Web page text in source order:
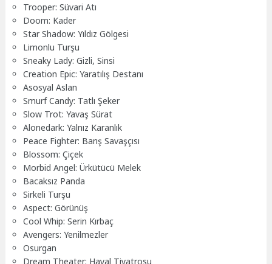
Trooper: Süvari Atı
Doom: Kader
Star Shadow: Yıldız Gölgesi
Limonlu Turşu
Sneaky Lady: Gizli, Sinsi
Creation Epic: Yaratılış Destanı
Asosyal Aslan
Smurf Candy: Tatlı Şeker
Slow Trot: Yavaş Sürat
Alonedark: Yalnız Karanlık
Peace Fighter: Barış Savaşçısı
Blossom: Çiçek
Morbid Angel: Ürkütücü Melek
Bacaksız Panda
Sirkeli Turşu
Aspect: Görünüş
Cool Whip: Serin Kırbaç
Avengers: Yenilmezler
Osurgan
Dream Theater: Hayal Tiyatrosu